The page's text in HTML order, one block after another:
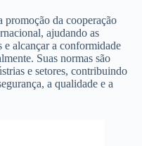
promoção da cooperação
ajudando as
e alcançar a conformidade
Suas normas são
e setores, contribuindo
a qualidade e a